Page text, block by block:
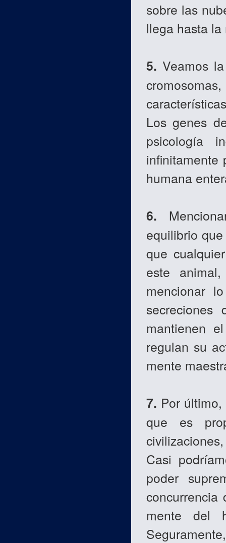
sobre las
llega hasta
5. Veamos
Los genes
psicología
infinitamente
humana
6.
equilibrio
que
este
mencionar
mantienen
regulan su
mente
7. Por
que es
Casi
poder
mente del